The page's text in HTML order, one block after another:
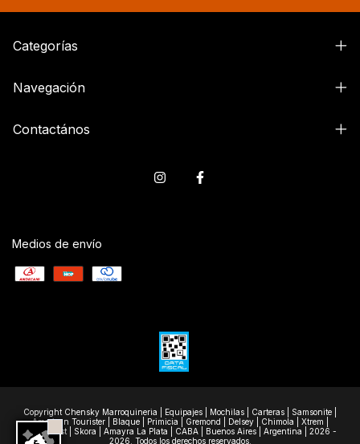
Categorías
Navegación
Contactános
Medios de envío
Copyright Chensky Marroquineria | Equipajes | Mochilas | Carteras | Samsonite |
American Tourister | Blaque | Primicia | Gremond | Delsey | Chimola | Xtrem |
Wanderlast | Skora | Amayra La Plata | CABA | Buenos Aires | Argentina | 2026 -
2026. Todos los derechos reservados.